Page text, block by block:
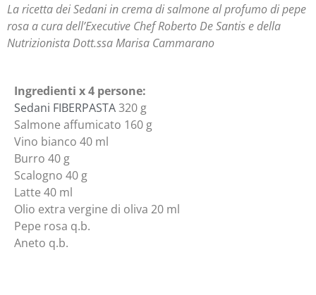
La ricetta dei Sedani in crema di salmone al profumo di pepe
rosa a cura dell’Executive Chef Roberto De Santis e della
Nutrizionista Dott.ssa Marisa Cammarano
Ingredienti x 4 persone:
Sedani FIBERPASTA320 g
Salmone affumicato 160 g
Vino bianco 40 ml
Burro 40 g
Scalogno 40 g
Latte 40 ml
Olio extra vergine di oliva 20 ml
Pepe rosa q.b.
Aneto q.b.